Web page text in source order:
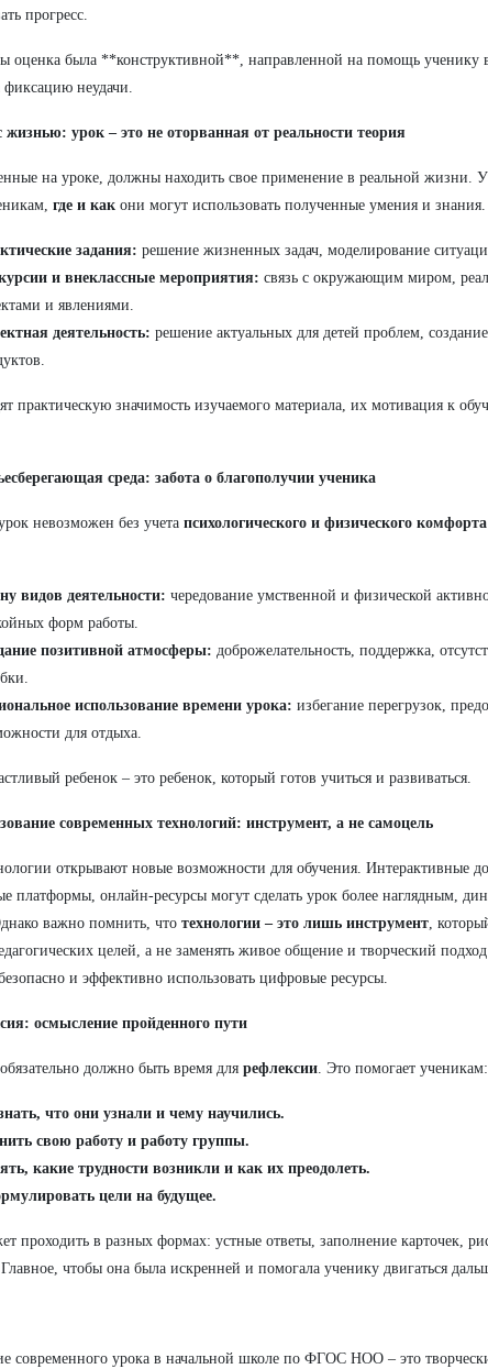
прогресс.
оценка была **конструктивной**, направленной на помощь ученику
фиксацию неудачи.
жизнью: урок – это не оторванная от реальности теория
на уроке, должны находить свое применение в реальной жизни.
где и как они могут использовать полученные умения и
задания: решение жизненных задач, моделирование
и внеклассные мероприятия: связь с окружающим миром,
и явлениями.
деятельность: решение актуальных для детей проблем,
практическую значимость изучаемого материала, их мотивация к
среда: забота о благополучии ученика
невозможен без учета психологического и физического комфорта
видов деятельности: чередование умственной и физической
форм работы.
позитивной атмосферы: доброжелательность, поддержка,
использование времени урока: избегание перегрузок,
для отдыха.
ребенок – это ребенок, который готов учиться и развиваться.
современных технологий: инструмент, а не самоцель
открывают новые возможности для обучения. Интерактивные
платформы, онлайн-ресурсы могут сделать урок более наглядным,
важно помнить, что технологии – это лишь инструмент,
целей, а не заменять живое общение и творческий
и эффективно использовать цифровые ресурсы.
осмысление пройденного пути
должно быть время для рефлексии. Это помогает ученикам:
что они узнали и чему научились.
свою работу и работу группы.
какие трудности возникли и как их преодолеть.
цели на будущее.
проходить в разных формах: устные ответы, заполнение карточек,
чтобы она была искренней и помогала ученику двигаться
современного урока в начальной школе по ФГОС НОО – это